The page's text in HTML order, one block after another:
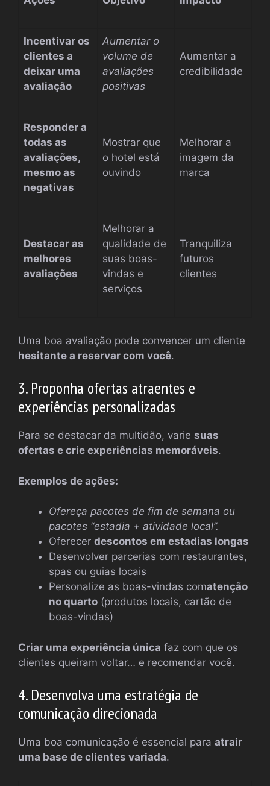
Incentivar os
clientes a
deixar uma
avaliação
Aumentar o
volume de
avaliações
positivas
Aumentar a
credibilidade
Responder a
todas as
avaliações,
mesmo as
negativas
Mostrar que
o hotel está
ouvindo
Melhorar a
imagem da
marca
Destacar as
melhores
avaliações
Melhorar a
qualidade de
suas boas-
vindas e
serviços
Tranquiliza
futuros
clientes
Uma boa avaliação pode convencer um cliente
hesitante a reservar com você.
3. Proponha ofertas atraentes e
experiências personalizadas
Para se destacar da multidão, varie suas
ofertas e crie experiências memoráveis.
Exemplos de ações:
Ofereça pacotes de fim de semana ou
pacotes “estadia + atividade local”.
Oferecer descontos em estadias longas
Desenvolver parcerias com restaurantes,
spas ou guias locais
Personalize as boas-vindas comatenção
no quarto (produtos locais, cartão de
boas-vindas)
Criar uma experiência única faz com que os
clientes queiram voltar… e recomendar você.
4. Desenvolva uma estratégia de
comunicação direcionada
Uma boa comunicação é essencial para atrair
uma base de clientes variada.